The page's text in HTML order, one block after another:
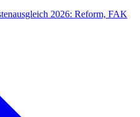
2026: Reform, FAK